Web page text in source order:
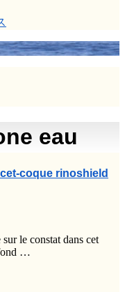
eau
coque rinoshield
le constat dans cet
…